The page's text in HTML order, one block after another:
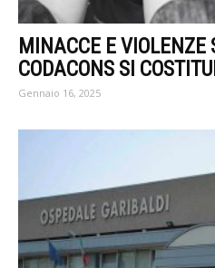
MINACCE E VIOLENZE
CODACONS SI
Gennaio 16, 2025